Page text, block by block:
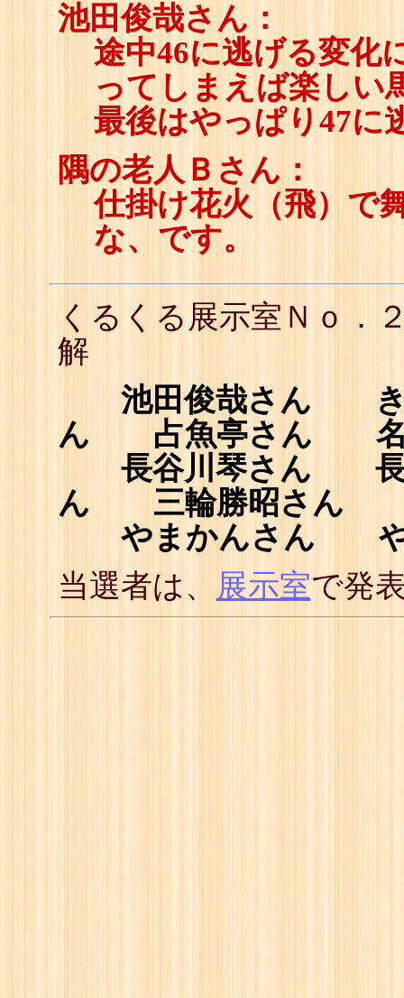
池田俊哉さん：
途中46に逃げる変化
ってしまえば楽しい
最後はやっぱり47に
隅の老人Ｂさん：
仕掛け花火（飛）で
な、です。
くるくる展示室Ｎｏ
解
池田俊哉さん き
ん 占魚亭さん 名
長谷川琴さん 長
ん 三輪勝昭さん
やまかんさん や
当選者は、
展示室で発